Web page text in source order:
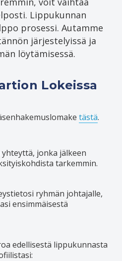
Lippukunnan
prosessi. Autamme
järjestelyissä ja
löytämisessä.
Lokeissa
tästä.
jonka jälkeen
tarkemmin.
ryhmän johtajalle,
ensimmäisestä
edellisestä lippukunnasta